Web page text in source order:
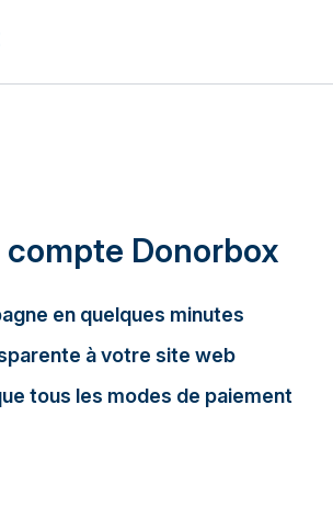
Donorbox
en quelques minutes
à votre site web
tous les modes de paiement